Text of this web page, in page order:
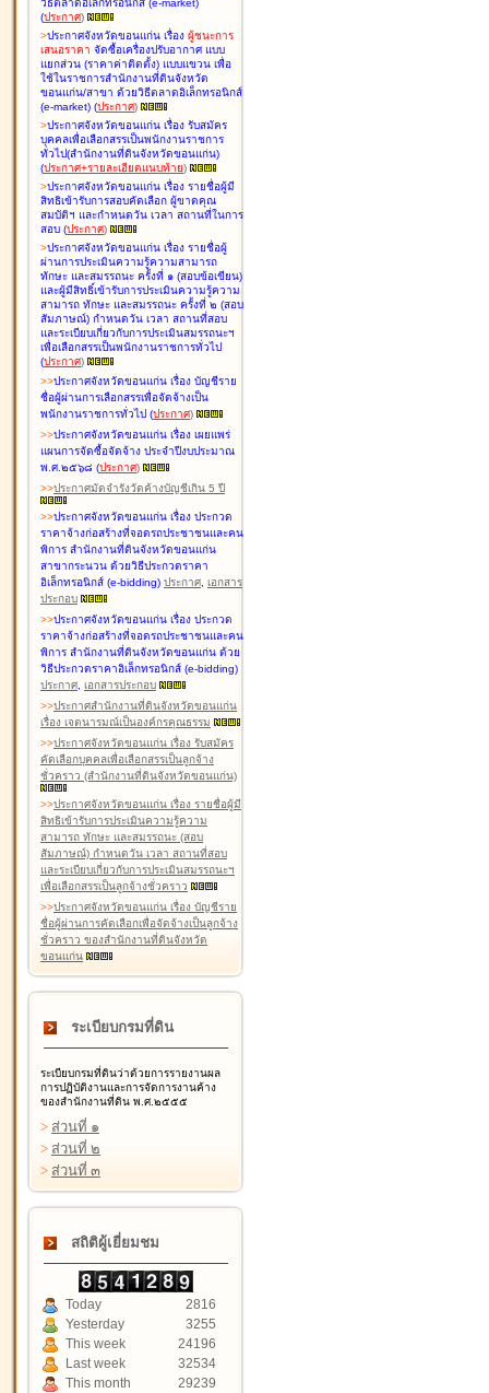
วิธีตลาดอิเล็กทรอนิกส์ (e-market)
(ประกาศ)
>ประกาศจังหวัดขอนแก่น เรื่อง ผู้ชนะการ
เสนอราคา จัดซื้อเครื่องปรับอากาศ แบบ
แยกส่วน (ราคาค่าติดตั้ง) แบบแขวน เพื่อ
ใช้ในราชการสำนักงานที่ดินจังหวัด
ขอนแก่น/สาขา ด้วยวิธีตลาดอิเล็กทรอนิกส์
(e-market) (ประกาศ)
>ประกาศจังหวัดขอนแก่น เรื่อง รับสมัคร
บุคคลเพื่อเลือกสรรเป็นพนักงานราชการ
ทั่วไป(สำนักงานที่ดินจังหวัดขอนแก่น)
(ประกาศ+รายละเอียดแนบท้าย)
>ประกาศจังหวัดขอนแก่น เรื่อง รายชื่อผู้มี
สิทธิเข้ารับการสอบคัดเลือก ผู้ขาดคุณ
สมบัติฯ และกำหนดวัน เวลา สถานที่ในการ
สอบ (ประกาศ)
>ประกาศจังหวัดขอนแก่น เรื่อง รายชื่อผู้
ผ่านการประเมินความรู้ความสามารถ
ทักษะ และสมรรถนะ ครั้งที่ ๑ (สอบข้อเขียน)
และผู้มีสิทธิ์เข้ารับการประเมินความรู้ความ
สามารถ ทักษะ และสมรรถนะ ครั้งที่ ๒ (สอบ
สัมภาษณ์) กำหนดวัน เวลา สถานที่สอบ
และระเบียบเกี่ยวกับการประเมินสมรรถนะฯ
เพื่อเลือกสรรเป็นพนักงานราชการทั่วไป
(ประกาศ)
>>ประกาศจังหวัดขอนแก่น เรื่อง บัญชีราย
ชื่อผู้ผ่านการเลือกสรรเพื่อจัดจ้างเป็น
พนักงานราชการทั่วไป (ประกาศ)
>>ประกาศจังหวัดขอนแก่น เรื่อง เผยแพร่
แผนการจัดซื้อจัดจ้าง ประจำปีงบประมาณ
พ.ศ.๒๕๖๘ (ประกาศ)
>>ประกาศมัดจำรังวัดค้างบัญชีเกิน 5 ปี
>>ประกาศจังหวัดขอนแก่น เรื่อง ประกวด
ราคาจ้างก่อสร้างที่จอดรถประชาชนและคน
พิการ สำนักงานที่ดินจังหวัดขอนแก่น
สาขากระนวน ด้วยวิธีประกวดราคา
อิเล็กทรอนิกส์ (e-bidding) ประกาศ, เอกสาร
ประกอบ
>>ประกาศจังหวัดขอนแก่น เรื่อง ประกวด
ราคาจ้างก่อสร้างที่จอดรถประชาชนและคน
พิการ สำนักงานที่ดินจังหวัดขอนแก่น ด้วย
วิธีประกวดราคาอิเล็กทรอนิกส์ (e-bidding)
ประกาศ, เอกสารประกอบ
>>ประกาศสำนักงานที่ดินจังหวัดขอนแก่น
เรื่อง เจตนารมณ์เป็นองค์กรคุณธรรม
>>ประกาศจังหวัดขอนแก่น เรื่อง รับสมัคร
คัดเลือกบุคคลเพื่อเลือกสรรเป็นลูกจ้าง
ชั่วคราว (สำนักงานที่ดินจังหวัดขอนแก่น)
>>ประกาศจังหวัดขอนแก่น เรื่อง รายชื่อผู้มี
สิทธิเข้ารับการประเมินความรู้ความ
สามารถ ทักษะ และสมรรถนะ (สอบ
สัมภาษณ์) กำหนดวัน เวลา สถานที่สอบ
และระเบียบเกี่ยวกับการประเมินสมรรถนะฯ
เพื่อเลือกสรรเป็นลูกจ้างชั่วคราว
>>ประกาศจังหวัดขอนแก่น เรื่อง บัญชีราย
ชื่อผู้ผ่านการคัดเลือกเพื่อจัดจ้างเป็นลูกจ้าง
ชั่วคราว ของสำนักงานที่ดินจังหวัด
ขอนแก่น
ระเบียบกรมที่ดิน
ระเบียบกรมที่ดินว่าด้วยการรายงานผล
การปฏิบัติงานและการจัดการงานค้าง
ของสำนักงานที่ดิน พ.ศ.๒๕๕๕
> ส่วนที่ ๑
> ส่วนที่ ๒
> ส่วนที่ ๓
สถิติผู้เยี่ยมชม
Today
2816
Yesterday
3255
This week
24196
Last week
32534
This month
29239